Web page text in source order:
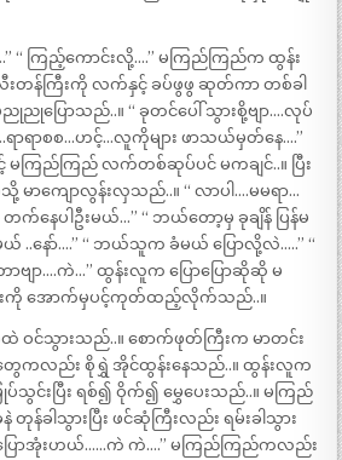
“ ကြည့်ကောင်းလို့….” မကြည်ကြည်က ထွန်း
တန်ကြီးကို လက်နှင့် ခပ်ဖွဖွ ဆုတ်ကာ တစ်ခါ
ညုပြောသည်..။ “ ခုတင်ပေါ် သွားစို့ဗျာ….လုပ်
ရာရာစစ…ဟင့်…လူကိုများ ဖာသယ်မှတ်နေ….”
ကြည်ကြည် လက်တစ်ဆုပ်ပင် မကချင်..။ ပြီး
မာကျောလွန်းလှသည်..။ “ လာပါ….မမရာ…
တက်နေပါဦးမယ်…” “ ဘယ်တော့မှ ခုချိန် ပြန်မ
..နော်….” “ ဘယ်သူက ခံမယ် ပြောလို့လဲ…..” “
ာဗျာ….ကဲ…” ထွန်းလူက ပြောပြောဆိုဆို မ
းကို အောက်မှပင့်ကုတ်ထည့်လိုက်သည်..။
သွားသည်..။ စောက်ဖုတ်ကြီးက မာတင်း
ေကလည်း စိုရွှဲ အိုင်ထွန်းနေသည်..။ ထွန်းလူက
းပြီး ရစ်၍ ဝိုက်၍ မွှေပေးသည်..။ မကြည်
ခါသွားပြီး ဖင်ဆုံကြီးလည်း ရမ်းခါသွား
ပြောအုံးဟယ်……ကဲ ကဲ….” မကြည်ကြည်ကလည်း